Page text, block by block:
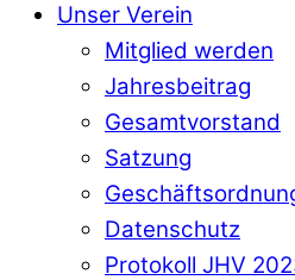
Unser Verein
Mitglied werden
Jahresbeitrag
Gesamtvorstand
Satzung
Datenschutz
Protokoll JHV